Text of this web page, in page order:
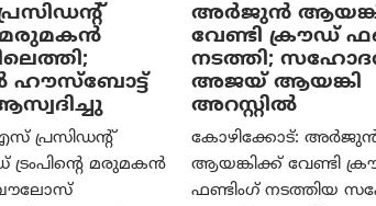
മരുമകൻ
ഹൗസ്ബോട്ട്
പ്രസിഡന്റ്
മരുമകൻ
അർജുൻ
വേണ്ടി ക്രൗഡ്
നടത്തി;
അജയ് ആയങ്കി
അറസ്റ്റിൽ
കോഴിക്കോട്:
ആയങ്കിക്ക് വേണ്ടി
ഫണ്ടിംഗ് നടത്തിയ